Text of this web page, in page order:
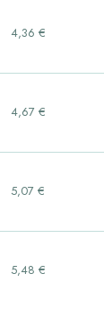
4,36 €
4,67 €
5,07 €
5,48 €